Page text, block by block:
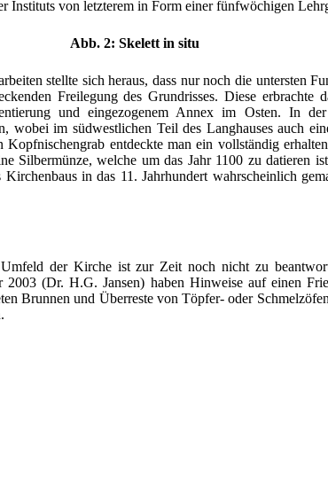
Instituts von letzterem in Form einer fünfwöchigen
Abb. 2: Skelett in situ
stellte sich heraus, dass nur noch die untersten
Freilegung des Grundrisses. Diese erbrachte
und eingezogenem Annex im Osten. In
wobei im südwestlichen Teil des Langhauses auch
Kopfnischengrab entdeckte man ein vollständig
Silbermünze, welche um das Jahr 1100 zu datieren
in das 11. Jahrhundert wahrscheinlich
der Kirche ist zur Zeit noch nicht zu
2003 (Dr. H.G. Jansen) haben Hinweise auf einen
Brunnen und Überreste von Töpfer- oder